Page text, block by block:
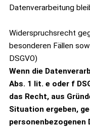
Datenverarbeitung
Widerspruchsrecht
besonderen Fällen
DSGVO)
Wenn die
Abs. 1 lit. e oder f
das Recht, aus
Situation ergeben,
personenbezogenen